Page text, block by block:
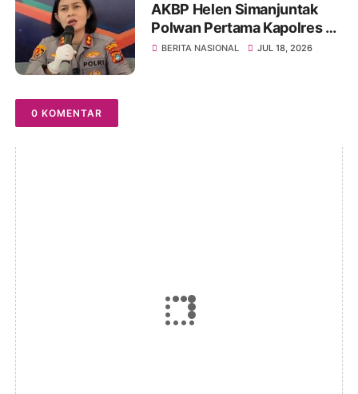
AKBP Helen Simanjuntak
Polwan Pertama Kapolres Di
Polda Bangka Belitung
BERITA NASIONAL JUL 18, 2026
0 KOMENTAR